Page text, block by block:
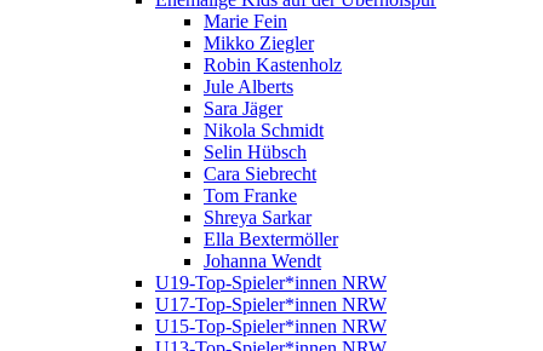
Marie Fein
Mikko Ziegler
Robin Kastenholz
Jule Alberts
Sara Jäger
Nikola Schmidt
Selin Hübsch
Cara Siebrecht
Tom Franke
Shreya Sarkar
Ella Bextermöller
Johanna Wendt
U19-Top-Spieler*innen NRW
U17-Top-Spieler*innen NRW
U15-Top-Spieler*innen NRW